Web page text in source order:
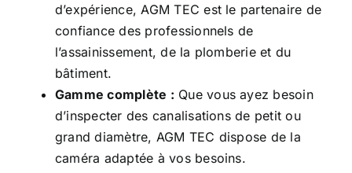
d’expérience, AGM TEC est le partenaire de
confiance des professionnels de
l’assainissement, de la plomberie et du
bâtiment.
Gamme complète : Que vous ayez besoin
d’inspecter des canalisations de petit ou
grand diamètre, AGM TEC dispose de la
caméra adaptée à vos besoins.